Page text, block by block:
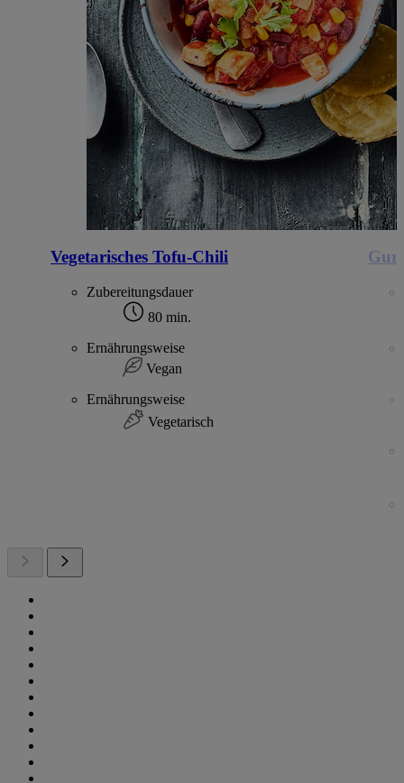
Vegetarisches Tofu-Chili
Zubereitungsdauer
80 min.
Ernährungsweise
Vegan
Ernährungsweise
Vegetarisch